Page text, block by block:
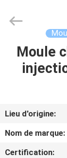
MAISON
AU
SUJET
DE
PRECISE
MOULD
Reserved.Moule
Lieu d'origine:
Nom de marque:
Certification: